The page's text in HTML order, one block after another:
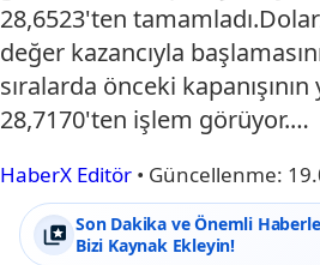
28,6523'ten
değer kazancıyla
sıralarda önceki
28,7170'ten işlem görüyor.…
HaberX Editör • Güncellenme:
Son Dakika ve Önemli
Bizi Kaynak Ekleyin!